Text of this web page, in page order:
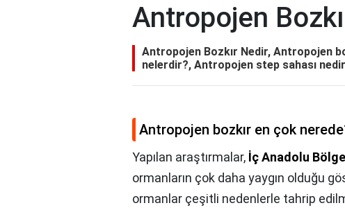
Antropojen
Antropojen Bozkır Nedir, Antropojen
nelerdir?, Antropojen step sahası
Antropojen bozkır en çok
Yapılan araştırmalar, İç Anadolu
ormanların çok daha yaygın olduğu
ormanlar çeşitli nedenlerle tahrip